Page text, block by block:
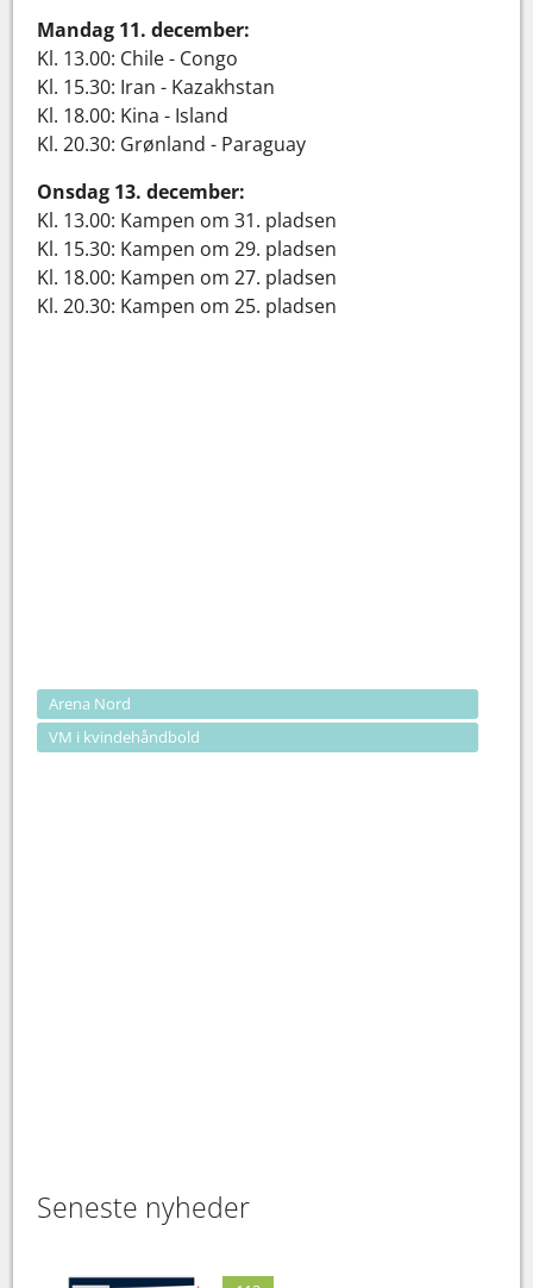
Mandag 11. december:
Kl. 13.00: Chile - Congo
Kl. 15.30: Iran - Kazakhstan
Kl. 18.00: Kina - Island
Kl. 20.30: Grønland - Paraguay
Onsdag 13. december:
Kl. 13.00: Kampen om 31. pladsen
Kl. 15.30: Kampen om 29. pladsen
Kl. 18.00: Kampen om 27. pladsen
Kl. 20.30: Kampen om 25. pladsen
Arena Nord
VM i kvindehåndbold
Seneste nyheder